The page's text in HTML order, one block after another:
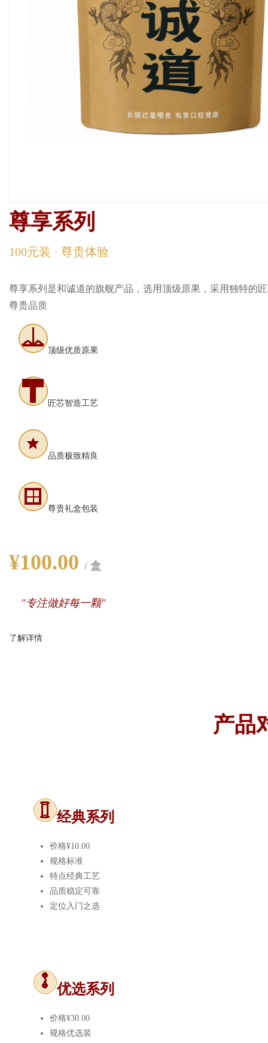
尊享系列
100元装 · 尊贵体验
尊享系列是和诚道的旗舰产品，选用顶级原果，采用独特的
尊贵品质
顶级优质原果
匠芯智造工艺
品质极致精良
尊贵礼盒包装
¥100.00 / 盒
"专注做好每一颗"
了解详情
产品
经典系列
价格¥10.00
规格标准
特点经典工艺
品质稳定可靠
定位 入门之选
优选系列
价格¥30.00
规格优选装